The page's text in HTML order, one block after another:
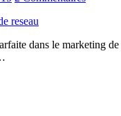
dans le marketing